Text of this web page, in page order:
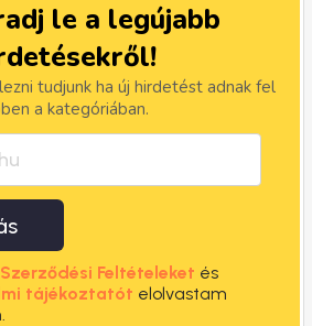
le a legújabb
tudjunk ha új hirdetést adnak fel
a kategóriában.
Feltételeket és
tájékoztatót elolvastam